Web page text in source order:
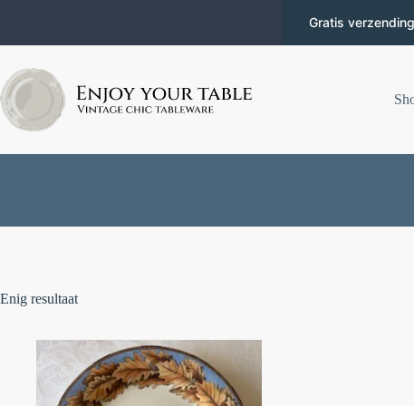
Gratis
Enig resultaat